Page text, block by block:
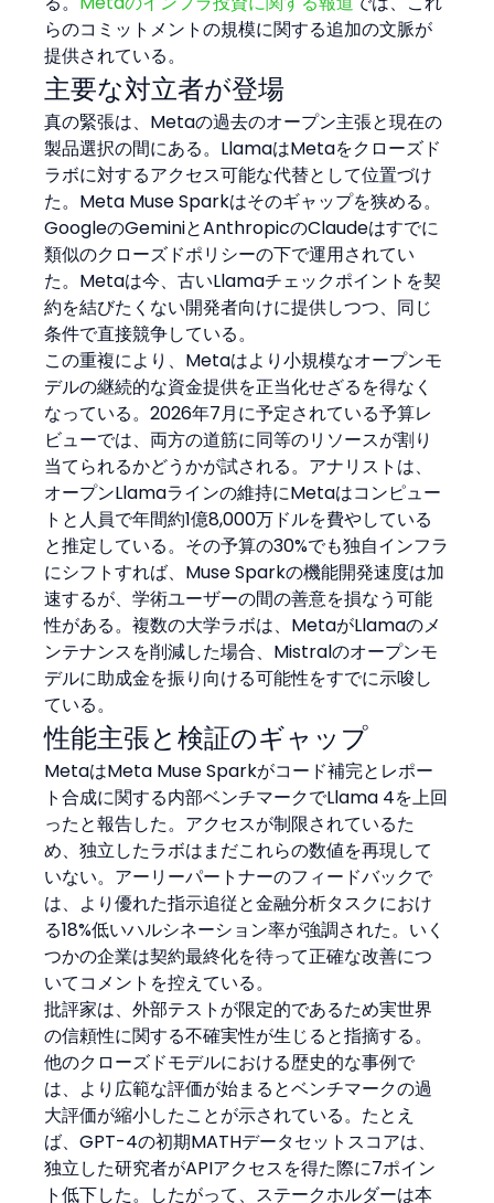
らのコミットメントの規模に関する追加の文脈が
提供されている。
主要な対立者が登場
真の緊張は、Metaの過去のオープン主張と現在の
製品選択の間にある。LlamaはMetaをクローズド
ラボに対するアクセス可能な代替として位置づけ
た。Meta Muse Sparkはそのギャップを狭める。
GoogleのGeminiとAnthropicのClaudeはすでに
類似のクローズドポリシーの下で運用されてい
た。Metaは今、古いLlamaチェックポイントを契
約を結びたくない開発者向けに提供しつつ、同じ
条件で直接競争している。
この重複により、Metaはより小規模なオープンモ
デルの継続的な資金提供を正当化せざるを得なく
なっている。2026年7月に予定されている予算レ
ビューでは、両方の道筋に同等のリソースが割り
当てられるかどうかが試される。アナリストは、
オープンLlamaラインの維持にMetaはコンピュー
トと人員で年間約1億8,000万ドルを費やしている
と推定している。その予算の30%でも独自インフラ
にシフトすれば、Muse Sparkの機能開発速度は加
速するが、学術ユーザーの間の善意を損なう可能
性がある。複数の大学ラボは、MetaがLlamaのメ
ンテナンスを削減した場合、Mistralのオープンモ
デルに助成金を振り向ける可能性をすでに示唆し
ている。
性能主張と検証のギャップ
MetaはMeta Muse Sparkがコード補完とレポー
ト合成に関する内部ベンチマークでLlama 4を上回
ったと報告した。アクセスが制限されているた
め、独立したラボはまだこれらの数値を再現して
いない。アーリーパートナーのフィードバックで
は、より優れた指示追従と金融分析タスクにおけ
る18%低いハルシネーション率が強調された。いく
つかの企業は契約最終化を待って正確な改善につ
いてコメントを控えている。
批評家は、外部テストが限定的であるため実世界
の信頼性に関する不確実性が生じると指摘する。
他のクローズドモデルにおける歴史的な事例で
は、より広範な評価が始まるとベンチマークの過
大評価が縮小したことが示されている。たとえ
ば、GPT-4の初期MATHデータセットスコアは、
独立した研究者がAPIアクセスを得た際に7ポイン
ト低下した。したがって、ステークホルダーは本